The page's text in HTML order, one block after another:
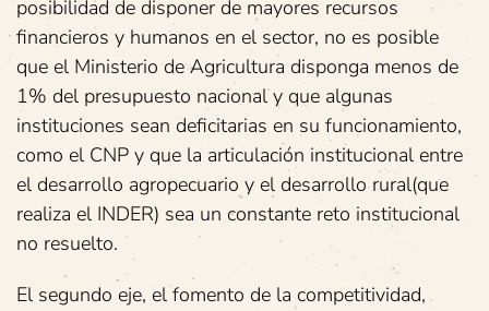
posibilidad de disponer de mayores recursos
financieros y humanos en el sector, no es posible
que el Ministerio de Agricultura disponga menos de
1% del presupuesto nacional y que algunas
instituciones sean deficitarias en su funcionamiento,
como el CNP y que la articulación institucional entre
el desarrollo agropecuario y el desarrollo rural(que
realiza el INDER) sea un constante reto institucional
no resuelto.
El segundo eje, el fomento de la competitividad,